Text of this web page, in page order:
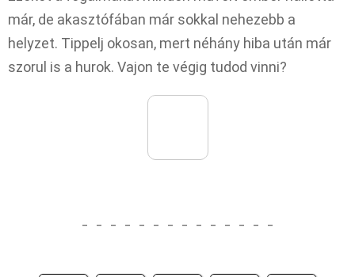
már, de akasztófában már sokkal nehezebb a
helyzet. Tippelj okosan, mert néhány hiba után már
szorul is a hurok. Vajon te végig tudod vinni?